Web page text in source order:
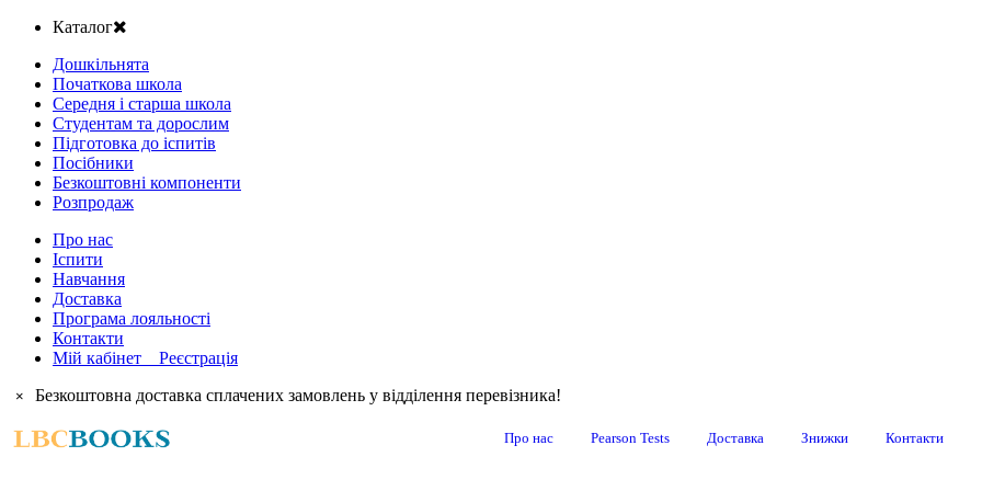
Каталог
Дошкільнята
Початкова школа
Середня і старша школа
Студентам та дорослим
Підготовка до іспитів
Посібники
Безкоштовні компоненти
Розпродаж
Про нас
Іспити
Навчання
Доставка
Програма лояльності
Контакти
Мій кабінет Реєстрація
× Безкоштовна доставка сплачених замовлень у відділення перевізника!
Про нас Pearson Tests Доставка Знижки Контакти